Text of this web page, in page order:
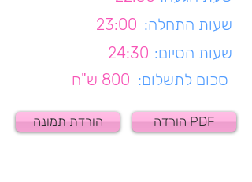
23:00 שעות התחלה:
24:30 שעות הסיום:
800 ש"ח סכום לתשלום:
הורדת תמונה הורדה PDF